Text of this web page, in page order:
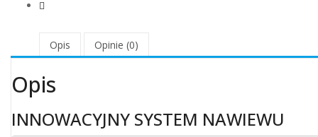
Opis Opinie (0)
Opis
INNOWACYJNY SYSTEM NAWIEWU